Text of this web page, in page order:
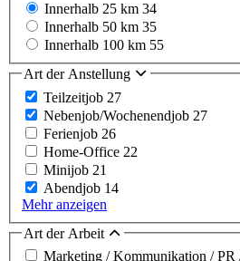
Innerhalb 25 km 34
Innerhalb 50 km 35
Innerhalb 100 km 55
Art der Anstellung
Teilzeitjob 27
Nebenjob/Wochenendjob 27
Ferienjob 26
Home-Office 22
Minijob 21
Abendjob 14
Mehr anzeigen
Art der Arbeit
Marketing / Kommunikation / PR